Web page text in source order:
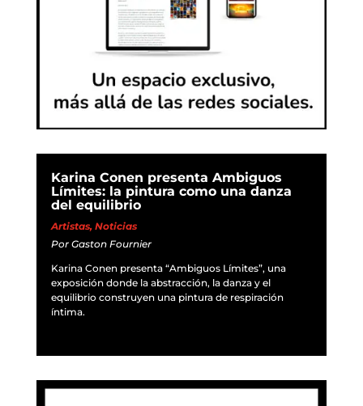
Karina Conen presenta Ambiguos
Límites: la pintura como una danza
del equilibrio
Artistas, Noticias
Por Gaston Fournier
Karina Conen presenta “Ambiguos Límites”, una
exposición donde la abstracción, la danza y el
equilibrio construyen una pintura de respiración
íntima.